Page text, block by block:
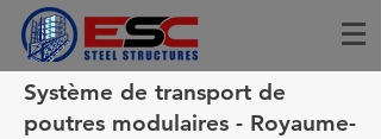
Système de transport de
poutres modulaires - Royaume-